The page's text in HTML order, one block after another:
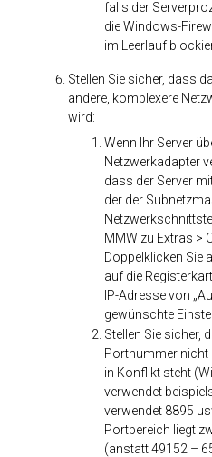
falls der
die Windows-
im Leerlauf
Stellen Sie sicher, dass
andere, komplexere
wird:
Wenn Ihr Server
Netzwerkadapter
dass der Server
der der
MMW zu Extras >
Doppelklicken Sie
auf die
IP-Adresse von
gewünschte
Stellen Sie sicher,
Portnummer nicht
in Konflikt steht
verwendet
verwendet 8895
Portbereich liegt
(anstatt 49152 –